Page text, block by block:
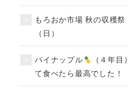
もろおか市場 秋の収穫
（日）
パイナップル
（４年
て食べたら最高でした！